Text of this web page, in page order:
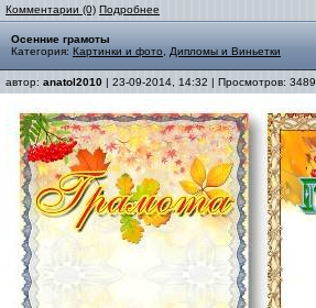
Комментарии (0) Подробнее
Осенние грамоты
Категория: Картинки и фото Дипломы и Виньетки
автор: anatol2010 | 23-09-2014, 14:32 | Просмотров: 3489